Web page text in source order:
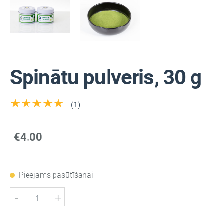
Spinātu pulveris, 30 g
★★★★★ (1)
€4.00
Pieejams pasūtīšanai
- +